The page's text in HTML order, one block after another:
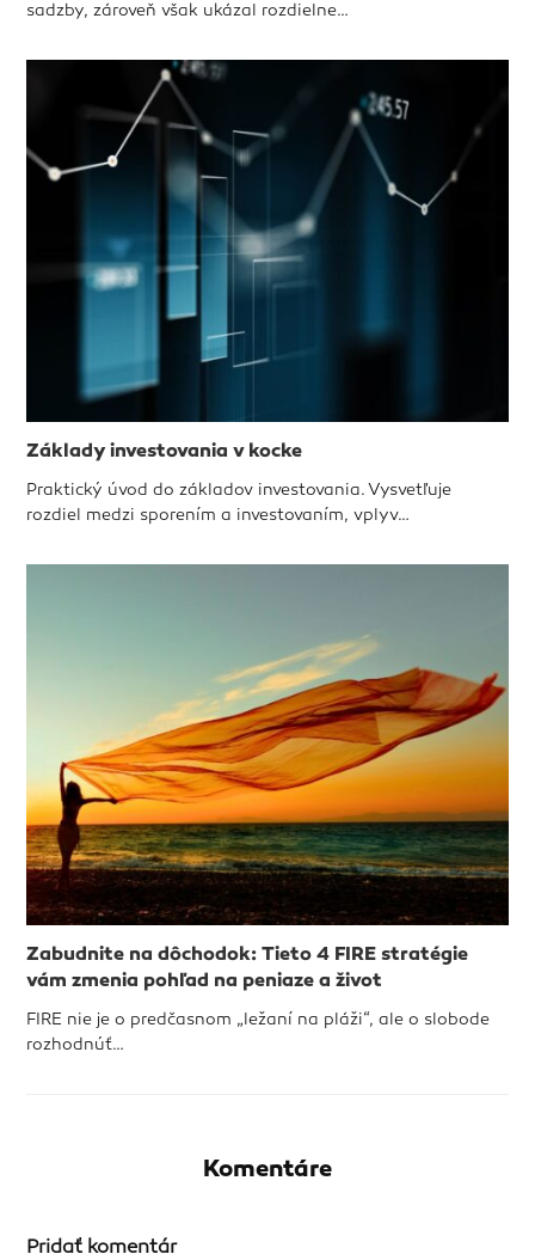
sadzby, zároveň však ukázal rozdielne…
Základy investovania v kocke
Praktický úvod do základov investovania. Vysvetľuje
rozdiel medzi sporením a investovaním, vplyv…
Zabudnite na dôchodok: Tieto 4 FIRE stratégie
vám zmenia pohľad na peniaze a život
FIRE nie je o predčasnom „ležaní na pláži“, ale o slobode
rozhodnúť…
Komentáre
Pridať komentár